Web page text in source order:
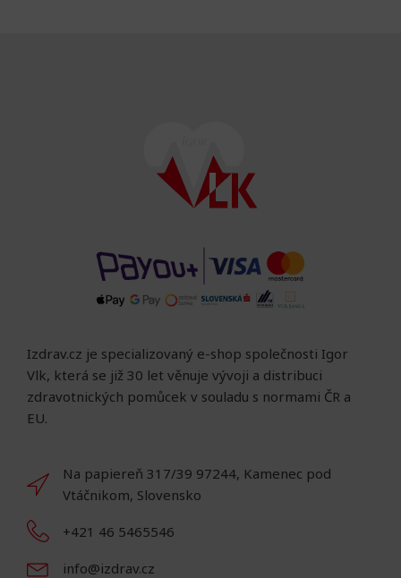
Izdrav.cz je specializovaný e-shop společnosti Igor
Vlk, která se již 30 let věnuje vývoji a distribuci
zdravotnických pomůcek v souladu s normami ČR a
EU.
Na papiereň 317/39 97244, Kamenec pod
Vtáčnikom, Slovensko
+421 46 5465546
info@izdrav.cz